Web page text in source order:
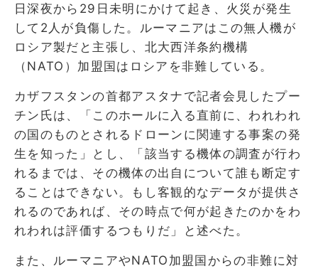
日深夜から29日未明にかけて起き、火災が発生
して2人が負傷した。ルーマニアはこの無人機が
ロシア製だと主張し、北大西洋条約機構
（NATO）加盟国はロシアを非難している。
カザフスタンの首都アスタナで記者会見したプー
チン氏は、「このホールに入る直前に、われわれ
の国のものとされるドローンに関連する事案の発
生を知った」とし、「該当する機体の調査が行わ
れるまでは、その機体の出自について誰も断定す
ることはできない。もし客観的なデータが提供さ
れるのであれば、その時点で何が起きたのかをわ
れわれは評価するつもりだ」と述べた。
また、ルーマニアやNATO加盟国からの非難に対